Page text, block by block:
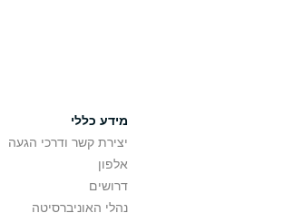
מידע כללי
יצירת קשר ודרכי הגעה
אלפון
דרושים
נהלי האוניברסיטה